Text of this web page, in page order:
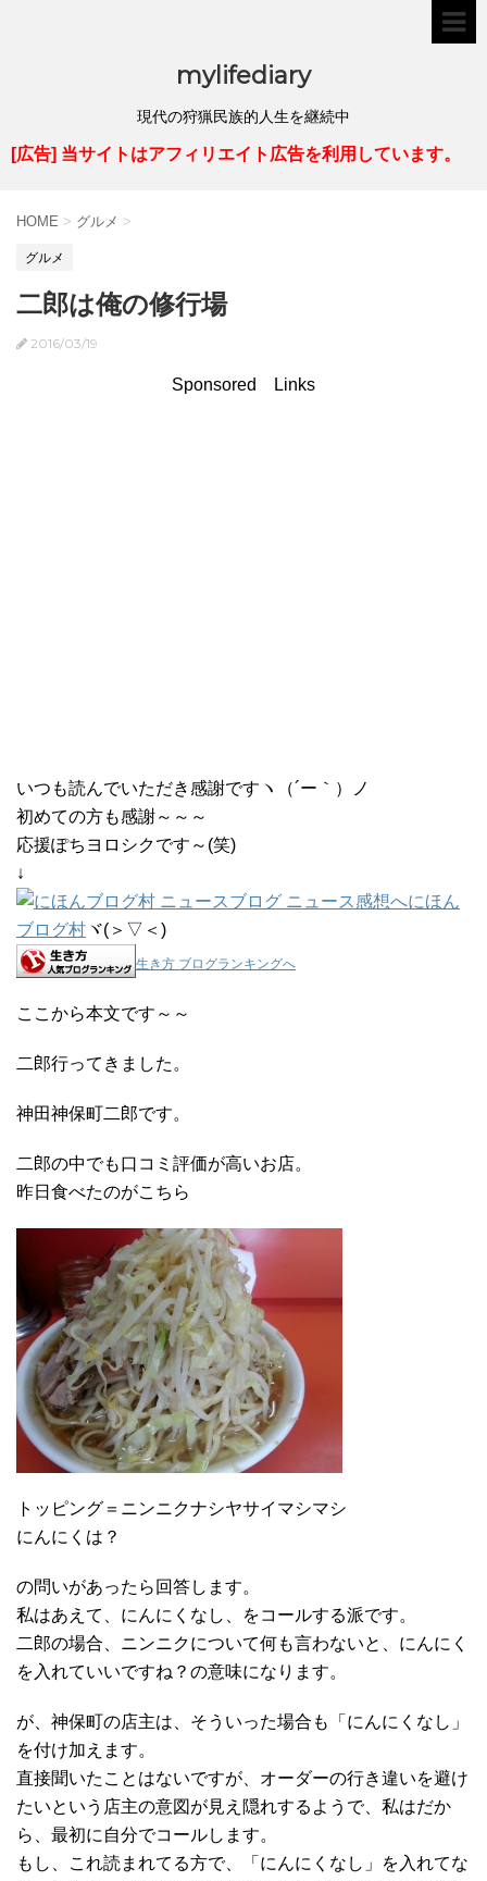
mylifediary
現代の狩猟民族的人生を継続中
[広告] 当サイトはアフィリエイト広告を利用しています。
HOME > グルメ >
グルメ
二郎は俺の修行場
2016/03/19
Sponsored Links
いつも読んでいただき感謝ですヽ（´ー｀）ノ
初めての方も感謝～～～
応援ぽちヨロシクです～(笑)
↓
にほん
ブログ村 ヾ(＞▽＜)
生き方 ブログランキングへ
ここから本文です～～
二郎行ってきました。
神田神保町二郎です。
二郎の中でも口コミ評価が高いお店。
昨日食べたのがこちら
トッピング＝ニンニクナシヤサイマシマシ
にんにくは？
の問いがあったら回答します。
私はあえて、にんにくなし、をコールする派です。
二郎の場合、ニンニクについて何も言わないと、にんにく
を入れていいですね？の意味になります。
が、神保町の店主は、そういった場合も「にんにくなし」
を付け加えます。
直接聞いたことはないですが、オーダーの行き違いを避け
たいという店主の意図が見え隠れするようで、私はだか
ら、最初に自分でコールします。
もし、これ読まれてる方で、「にんにくなし」を入れてな